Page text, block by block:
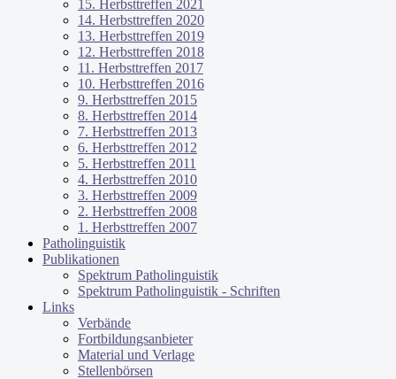
15. Herbsttreffen 2021
14. Herbsttreffen 2020
13. Herbsttreffen 2019
12. Herbsttreffen 2018
11. Herbsttreffen 2017
10. Herbsttreffen 2016
9. Herbsttreffen 2015
8. Herbsttreffen 2014
7. Herbsttreffen 2013
6. Herbsttreffen 2012
5. Herbsttreffen 2011
4. Herbsttreffen 2010
3. Herbsttreffen 2009
2. Herbsttreffen 2008
1. Herbsttreffen 2007
Patholinguistik
Publikationen
Spektrum Patholinguistik
Spektrum Patholinguistik - Schriften
Links
Verbände
Fortbildungsanbieter
Material und Verlage
Stellenbörsen